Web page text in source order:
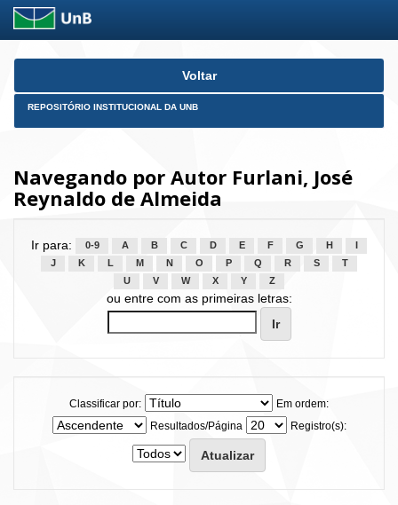
Skip
Voltar
REPOSITÓRIO INSTITUCIONAL DA UNB
Navegando por Autor Furlani, José
Reynaldo de Almeida
Ir para: 0-9 A B C D E F G H
J
K L M N O P Q R S
T
U
V W X Y Z
ou entre com as primeiras letras:
Classificar por:
Em ordem:
Resultados/Página
Registro(s):